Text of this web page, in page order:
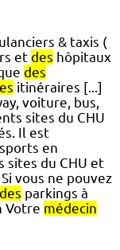
& taxis (
et des hôpitaux
des
itinéraires [...]
voiture, bus,
sites du CHU
Il est
en
sites du CHU et
vous ne pouvez
des parkings à
Votre médecin